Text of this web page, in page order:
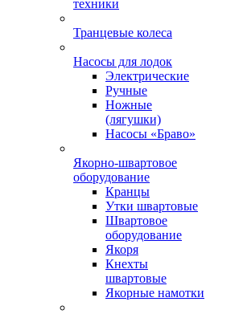
техники
Транцевые колеса
Насосы для лодок
Электрические
Ручные
Ножные
(лягушки)
Насосы «Браво»
Якорно-швартовое
оборудование
Кранцы
Утки швартовые
Швартовое
оборудование
Якоря
Кнехты
швартовые
Якорные намотки